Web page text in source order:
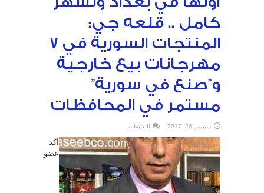
كامل .. قلعه جي:
المنتجات السورية في 7
مهرجانات بيع خارجية
و”صنع في سورية”
مستمر في المحافظات
سبتمبر 26, 2017 التعليقات
في
بغداد
ولشهر
كامل
قلعه
جي:
المنتجات
أكد
عضو